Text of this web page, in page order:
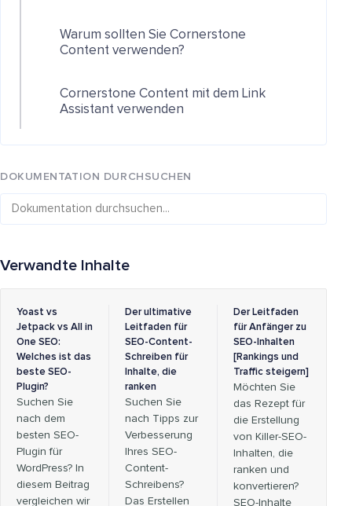
Warum sollten Sie Cornerstone
Content verwenden?
Cornerstone Content mit dem Link
Assistant verwenden
DOKUMENTATION DURCHSUCHEN
Verwandte Inhalte
Yoast vs
Jetpack vs All in
One SEO:
Welches ist das
beste SEO-
Plugin?
Suchen Sie
nach dem
besten SEO-
Plugin für
WordPress? In
diesem Beitrag
vergleichen wir
Der ultimative
Leitfaden für
SEO-Content-
Schreiben für
Inhalte, die
ranken
Suchen Sie
nach Tipps zur
Verbesserung
Ihres SEO-
Content-
Schreibens?
Das Erstellen
Der Leitfaden
für Anfänger zu
SEO-Inhalten
[Rankings und
Traffic steigern]
Möchten Sie
das Rezept für
die Erstellung
von Killer-SEO-
Inhalten, die
ranken und
konvertieren?
SEO-Inhalte